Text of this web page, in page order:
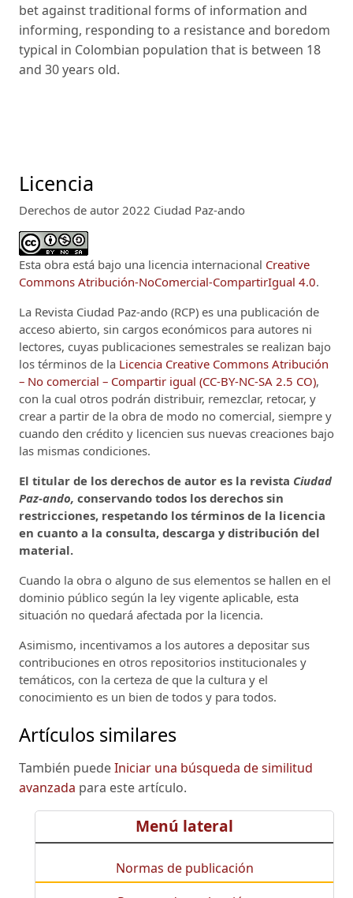
bet against traditional forms of information and
informing, responding to a resistance and boredom
typical in Colombian population that is between 18
and 30 years old.
Licencia
Derechos de autor 2022 Ciudad Paz-ando
Esta obra está bajo una licencia internacional Creative
Commons Atribución-NoComercial-CompartirIgual 4.0.
La Revista Ciudad Paz-ando (RCP) es una publicación de
acceso abierto, sin cargos económicos para autores ni
lectores, cuyas publicaciones semestrales se realizan bajo
los términos de la Licencia Creative Commons Atribución
– No comercial – Compartir igual (CC-BY-NC-SA 2.5 CO),
con la cual otros podrán distribuir, remezclar, retocar, y
crear a partir de la obra de modo no comercial, siempre y
cuando den crédito y licencien sus nuevas creaciones bajo
las mismas condiciones.
El titular de los derechos de autor es la revista Ciudad
Paz-ando, conservando todos los derechos sin
restricciones, respetando los términos de la licencia
en cuanto a la consulta, descarga y distribución del
material.
Cuando la obra o alguno de sus elementos se hallen en el
dominio público según la ley vigente aplicable, esta
situación no quedará afectada por la licencia.
Asimismo, incentivamos a los autores a depositar sus
contribuciones en otros repositorios institucionales y
temáticos, con la certeza de que la cultura y el
conocimiento es un bien de todos y para todos.
Artículos similares
También puedeIniciar una búsqueda de similitud
avanzada para este artículo.
Menú lateral
Normas de publicación